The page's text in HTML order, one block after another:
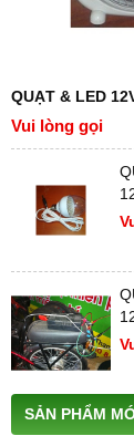
QUẠT & LED
Vui lòng gọi
SẢN PHẨM